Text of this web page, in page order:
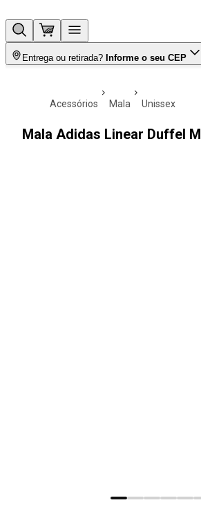
Entrega ou retirada? Informe o seu CEP
acessórios mala unissex
Mala Adidas Linear Duffel M